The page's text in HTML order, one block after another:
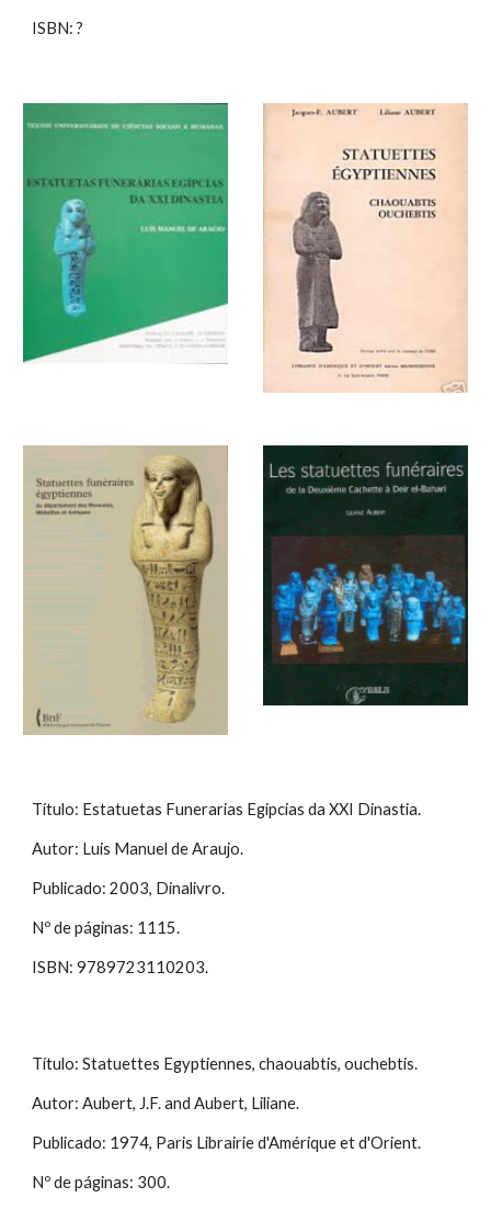
ISBN: ?
Título: Estatuetas Funerarias Egipcias da XXI Dinastia.
Autor: Luis Manuel de Araujo.
Publicado: 2003, Dinalivro.
Nº de páginas: 1115.
ISBN: 9789723110203.
Título: Statuettes Egyptiennes, chaouabtis, ouchebtis.
Autor: Aubert, J.F. and Aubert, Liliane.
Publicado: 1974, Paris Librairie d'Amérique et d'Orient.
Nº de páginas: 300.